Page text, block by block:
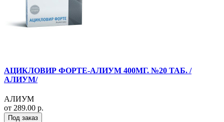
АЦИКЛОВИР ФОРТЕ-АЛИУМ 400МГ. №20 ТАБ. /
АЛИУМ/
АЛИУМ
от 289.00 р.
Под заказ